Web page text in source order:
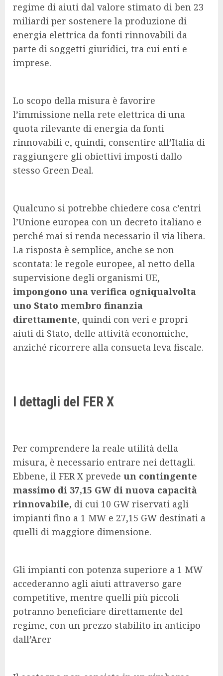
regime di aiuti dal valore stimato di ben 23
miliardi per sostenere la produzione di
energia elettrica da fonti rinnovabili da
parte di soggetti giuridici, tra cui enti e
imprese.
Lo scopo della misura è favorire
l’immissione nella rete elettrica di una
quota rilevante di energia da fonti
rinnovabili e, quindi, consentire all’Italia di
raggiungere gli obiettivi imposti dallo
stesso Green Deal.
Qualcuno si potrebbe chiedere cosa c’entri
l’Unione europea con un decreto italiano e
perché mai si renda necessario il via libera.
La risposta è semplice, anche se non
scontata: le regole europee, al netto della
supervisione degli organismi UE,
impongono una verifica ogniqualvolta
uno Stato membro finanzia
direttamente, quindi con veri e propri
aiuti di Stato, delle attività economiche,
anziché ricorrere alla consueta leva fiscale.
I dettagli del FER X
Per comprendere la reale utilità della
misura, è necessario entrare nei dettagli.
Ebbene, il FER X prevede un contingente
massimo di 37,15 GW di nuova capacità
rinnovabile, di cui 10 GW riservati agli
impianti fino a 1 MW e 27,15 GW destinati a
quelli di maggiore dimensione.
Gli impianti con potenza superiore a 1 MW
accederanno agli aiuti attraverso gare
competitive, mentre quelli più piccoli
potranno beneficiare direttamente del
regime, con un prezzo stabilito in anticipo
dall’Arer